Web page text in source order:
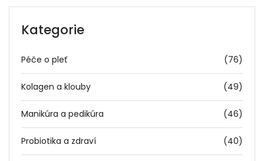
Kategorie
Péče o pleť (76)
Kolagen a klouby (49)
Manikúra a pedikúra (46)
Probiotika a zdraví (40)